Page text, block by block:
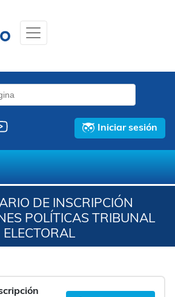
Iniciar sesión
DE INSCRIPCIÓN
POLÍTICAS TRIBUNAL
ELECTORAL